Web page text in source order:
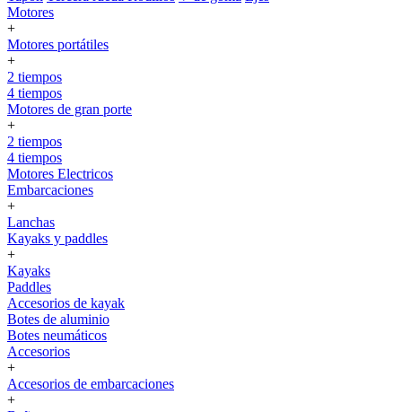
Motores
+
Motores portátiles
+
2 tiempos
4 tiempos
Motores de gran porte
+
2 tiempos
4 tiempos
Motores Electricos
Embarcaciones
+
Lanchas
Kayaks y paddles
+
Kayaks
Paddles
Accesorios de kayak
Botes de aluminio
Botes neumáticos
Accesorios
+
Accesorios de embarcaciones
+